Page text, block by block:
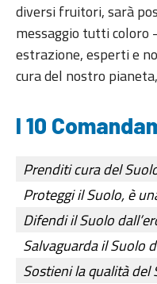
diversi fruitori, sarà
messaggio tutti coloro
estrazione, esperti e
cura del nostro
I 10
Prenditi cura del
Proteggi il Suolo, è
Difendi il Suolo
Salvaguarda il Suolo
Sostieni la qualità del